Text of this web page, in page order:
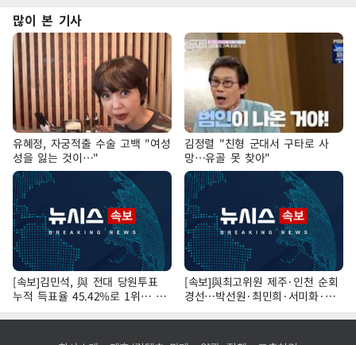
많이 본 기사
유혜정, 자궁적출 수술 고백 "여성
성을 잃는 것이…"
김정렬 "친형 군대서 구타로 사
망…유골 못 찾아"
[속보]김민석, 與 전대 당원투표
누적 득표율 45.42%로 1위… 정
청래 44.56%
[속보]與최고위원 제주·인천 순회
경선…박선원·최민희·서미화·한
민수·김용 순